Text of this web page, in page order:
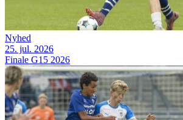
Nyhed
25. jul. 2026
Finale G15 2026